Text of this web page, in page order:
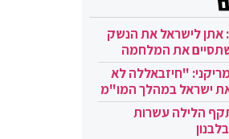
אתן לישראל את הנשק
את המלחמה
"חיזבאללה לא
ישראל במהלך המו"מ
הלילה עשרות